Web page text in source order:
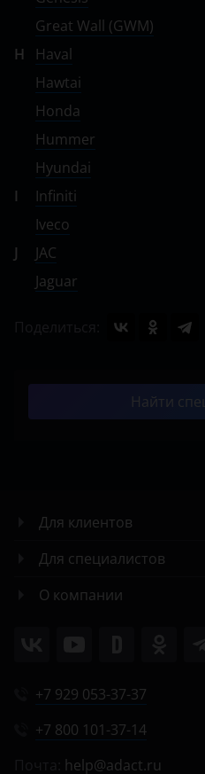
Great Wall (GWM)
H
Haval
Hawtai
Honda
Hummer
Hyundai
I
Infiniti
Iveco
J
JAC
Jaguar
Найти
Для клиентов
Для специалистов
О компании
+7 929 053-37-37
+7 800 101-37-14
help@adact.ru